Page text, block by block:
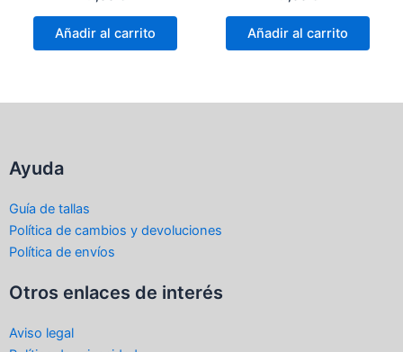
0
de
5
Añadir al carrito
0
de
5
Añadir al carrito
Ayuda
Guía de tallas
Política de cambios y devoluciones
Política de envíos
Otros enlaces de interés
Aviso legal